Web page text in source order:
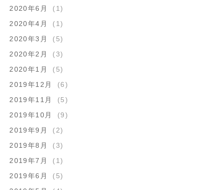
2020年6月
(1)
2020年4月
(1)
2020年3月
(5)
2020年2月
(3)
2020年1月
(5)
2019年12月
(6)
2019年11月
(5)
2019年10月
(9)
2019年9月
(2)
2019年8月
(3)
2019年7月
(1)
2019年6月
(5)